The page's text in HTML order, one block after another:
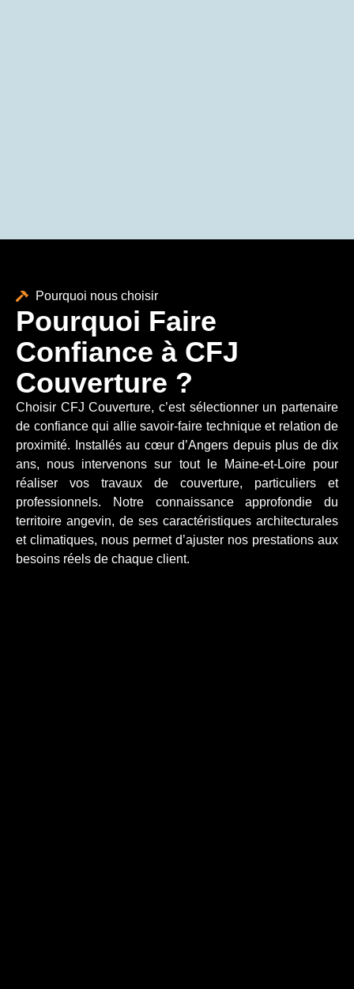
Pourquoi nous choisir
Pourquoi Faire
Confiance à CFJ
Couverture ?
Choisir CFJ Couverture, c’est sélectionner un partenaire
de confiance qui allie savoir-faire technique et relation de
proximité. Installés au cœur d’Angers depuis plus de dix
ans, nous intervenons sur tout le Maine-et-Loire pour
réaliser vos travaux de couverture, particuliers et
professionnels. Notre connaissance approfondie du
territoire angevin, de ses caractéristiques architecturales
et climatiques, nous permet d’ajuster nos prestations aux
besoins réels de chaque client.